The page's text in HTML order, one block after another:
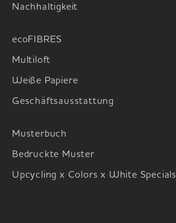
Nachhaltigkeit
ecoFIBRES
Multiloft
Weiße Papiere
Geschäftsausstattung
Musterbuch
Bedruckte Muster
Upcycling x Colors x White Specials